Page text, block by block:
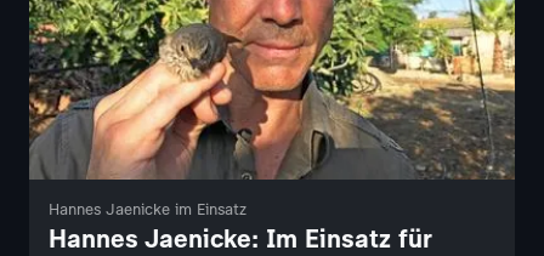
Hannes Jaenicke im Einsatz
Hannes Jaenicke: Im Einsatz für